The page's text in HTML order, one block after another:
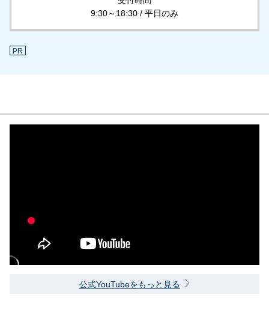
9:30～18:30 / 平日のみ
PR
公式YouTubeをもっと見る